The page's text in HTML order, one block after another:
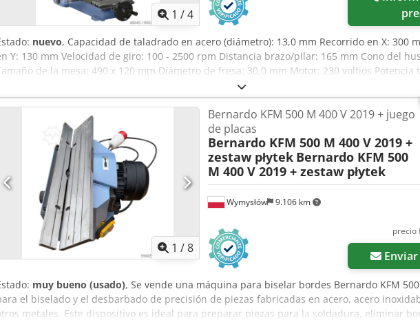
1 /4
nuevo, Capacidad de taladrado en acero (diámetro): 13,0 mm Recorrido en X: 300
Y: 130 mm Velocidad de giro: 100 - 2500 rpm Distancia brazo/pilar: 165 mm Cono del
de la mesa: 490 x 120 mm Diámetro de fresa: 30,0 mm Motor: 230 voltios Potencia
requerida: 0,75 kW Peso de la máquina aprox.: 50 kg Dimensiones aprox.: 520x500x740 mm
de corriente continua sin escobillas - Par de giro óptimo en el rango bajo de
Anexabb Ho Toha - Guías de cola de milano en los ejes X, Y y Z - Sin holgura, regulable
cuña - Cabezal de fresado inclinable a ambos lados para taladrado angular, chaflanado,
husillo mediante empuñadura, micrométrico mediante volante - Mesa cruzada de alta
ranuras en T y superficie rectificada - Motor de transmisión sin mantenimiento de 500 W,
suave - Velocidad de giro regulable continuamente para adaptarse a la pieza de trabajo -
bloqueables individualmente garantizan un fresado preciso Alcance de suministro: -
corona dentada 1 - 13 mm / B 16 - Adaptador de portabrocas MK 3 / B 16 - Espárrago de
Protector de altura regulable - Llaves de servicio
1 /8
Wymysłów 9.106 km
Bernardo KFM 500 M 400 V 2019 + juego
de placas
Bernardo KFM 500 M 400 V 2019 +
zestaw płytek Bernardo KFM 500
M 400 V 2019 + zestaw płytek
precio
muy bueno (usado), Se vende una máquina para biselar bordes Bernardo KFM
el biselado y el desbarbado de precisión de piezas fabricadas en acero, acero
metales. Este dispositivo es ideal para preparar piezas para la soldadura, eliminar